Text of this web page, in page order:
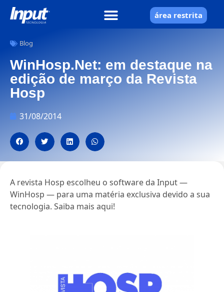
área restrita
Blog
WinHosp.Net: em destaque na
edição de março da Revista
Hosp
31/08/2014
A revista Hosp escolheu o software da Input —
WinHosp — para uma matéria exclusiva devido a sua
tecnologia. Saiba mais aqui!